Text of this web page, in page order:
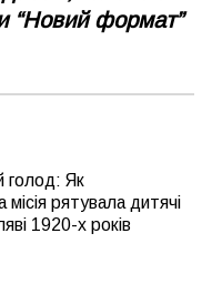
“Новий формат”
голод: Як
місія рятувала дитячі
1920-х років